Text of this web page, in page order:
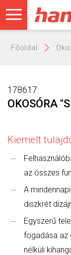
Főoldal
178617
OKOSÓRA
Kiemelt
az összes
A
diszkrét
Egyszerű
fogadása az
nélküli